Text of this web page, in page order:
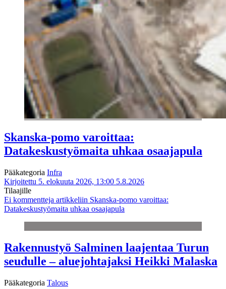
Skanska-pomo varoittaa:
Datakeskustyömaita uhkaa osaajapula
Pääkategoria Infra
Kirjoitettu 5. elokuuta 2026, 13:00 5.8.2026
Tilaajille
Ei kommentteja artikkeliin Skanska-pomo varoittaa:
Datakeskustyömaita uhkaa osaajapula
Rakennustyö Salminen laajentaa Turun
seudulle – aluejohtajaksi Heikki Malaska
Pääkategoria Talous